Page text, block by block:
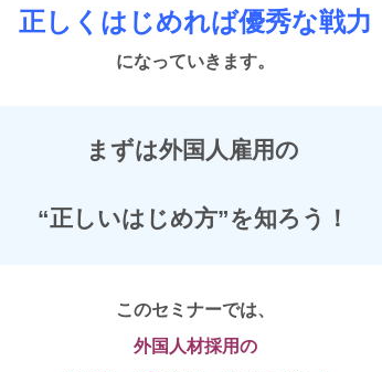
正しくはじめれば優秀な戦力
になっていきます。
まずは外国人雇用の
“正しいはじめ方”を知ろう！
このセミナーでは、
外国人材採用の